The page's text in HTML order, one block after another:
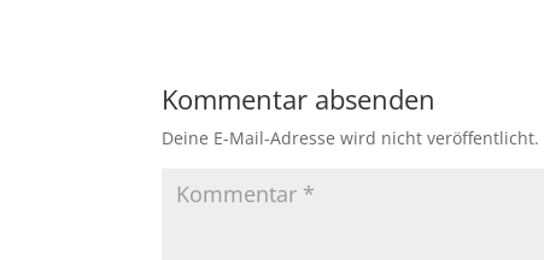
Kommentar absenden
Deine E-Mail-Adresse wird nicht veröffentlicht.